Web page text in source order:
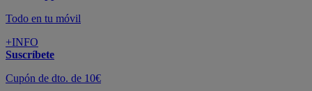
Todo en tu móvil
+INFO
Suscríbete
Cupón de dto. de 10€